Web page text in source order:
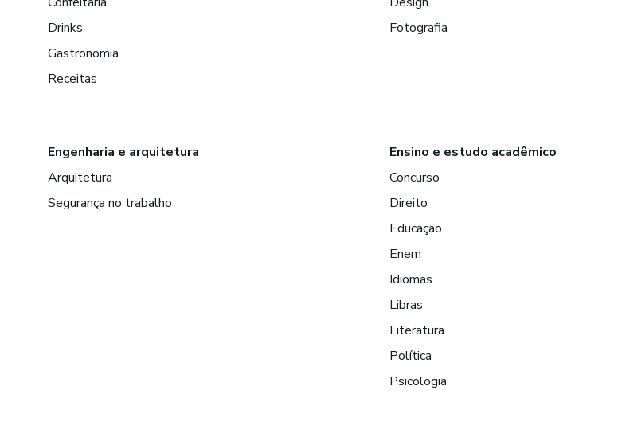
Drinks
Gastronomia
Receitas
Fotografia
Engenharia e arquitetura
Arquitetura
Segurança no trabalho
Ensino e estudo acadêmico
Concurso
Direito
Educação
Enem
Idiomas
Libras
Literatura
Política
Psicologia